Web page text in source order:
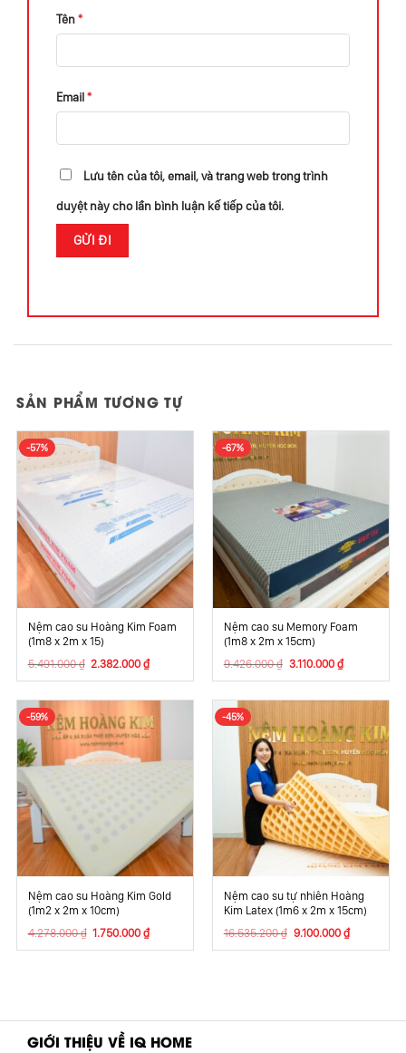
Tên*
Email*
Lưu tên của tôi, email, và trang web trong trình
duyệt này cho lần bình luận kế tiếp của tôi.
SẢN PHẨM TƯƠNG TỰ
-57%
Nệm cao su Hoàng Kim Foam
(1m8 x 2m x 15)
5.491.000₫ Giá
là:
2.382.000₫Giá
tại
-67%
Nệm cao su Memory Foam
(1m8 x 2m x 15cm)
9.426.000₫ Giá
là:
3.110.000 ₫Giá
hiện
tại
-59%
Nệm cao su Hoàng Kim Gold
(1m2 x 2m x 10cm)
4.278.000₫ Giá
là:
1.750.000₫Giá
tại
-45%
Nệm cao su tự nhiên Hoàng
Kim Latex (1m6 x 2m x 15cm)
16.535.200₫ Giá
là:
9.100.000 ₫Giá
hiện
tại
GIỚI THIỆU VỀ IQ HOME